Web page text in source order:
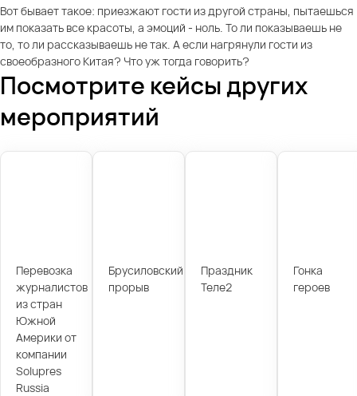
Вот бывает такое: приезжают гости из другой страны, пытаешься
им показать все красоты, а эмоций - ноль. То ли показываешь не
то, то ли рассказываешь не так. А если нагрянули гости из
своеобразного Китая? Что уж тогда говорить?
Посмотрите кейсы других
мероприятий
Перевозка
журналистов
из стран
Южной
Америки от
компании
Solupres
Russia
Брусиловский
прорыв
Праздник
Теле2
Гонка
героев